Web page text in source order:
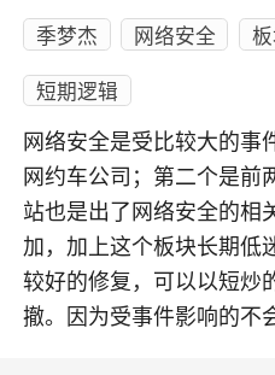
季梦杰 网络安全
短期逻辑
网络安全是受比较大的事
网约车公司；第二个是前
站也是出了网络安全的相
加，加上这个板块长期低
较好的修复，可以以短炒
撤。因为受事件影响的不